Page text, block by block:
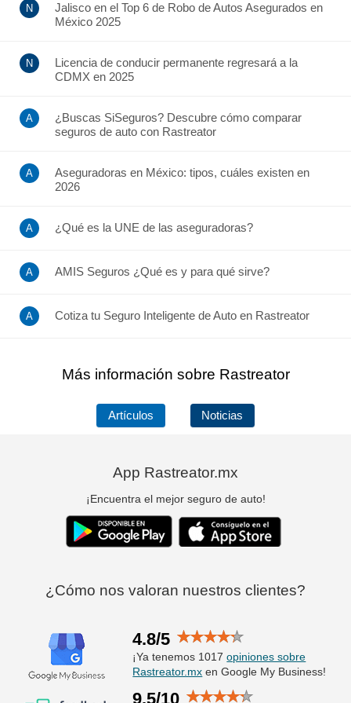
Jalisco en el Top 6 de Robo de Autos Asegurados en
México 2025
Licencia de conducir permanente regresará a la
CDMX en 2025
¿Buscas SiSeguros? Descubre cómo comparar
seguros de auto con Rastreator
Aseguradoras en México: tipos, cuáles existen en
2026
¿Qué es la UNE de las aseguradoras?
AMIS Seguros ¿Qué es y para qué sirve?
Cotiza tu Seguro Inteligente de Auto en Rastreator
Más información sobre Rastreator
Artículos Noticias
App Rastreator.mx
¡Encuentra el mejor seguro de auto!
¿Cómo nos valoran nuestros clientes?
4.8/5
¡Ya tenemos 1017opiniones sobre
Rastreator.mx en Google My Business!
9.5/10